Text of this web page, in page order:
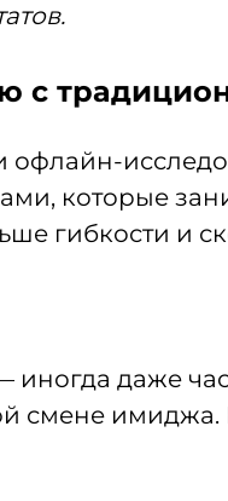
с
офлайн-
которые
гибкости и
даже
смене имиджа.